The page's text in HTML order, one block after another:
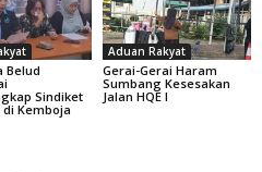
Belud
Sindiket
Kemboja
Aduan Rakyat
Gerai-Gerai Haram
Sumbang Kesesakan
Jalan HQE I